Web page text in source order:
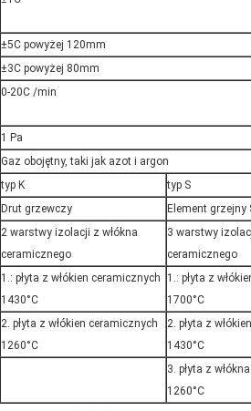
±5C powyżej 120mm
±3C powyżej 80mm
0-20C /min
1 Pa
Gaz obojętny, taki jak azot i argon
typ K typ S
Drut grzewczy Element grzejny
2 warstwy izolacji z włókna
ceramicznego
3 warstwy
ceramicznego
1.: płyta z włókien ceramicznych
1430°C
1.: płyta z
1700°C
2. płyta z włókien ceramicznych
1260°C
2. płyta z
1430°C
3. płyta z
1260°C